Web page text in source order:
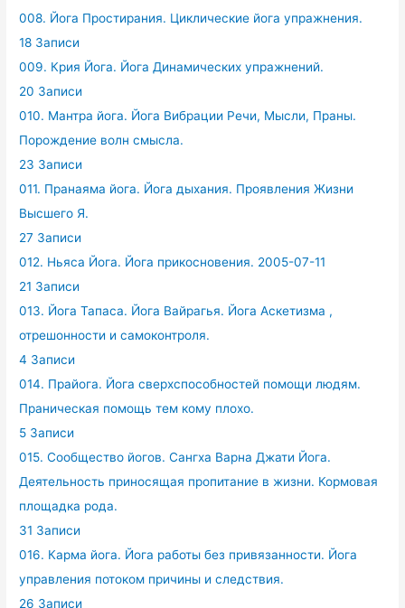
008. Йога Простирания. Циклические йога упражнения.
18 Записи
009. Крия Йога. Йога Динамических упражнений.
20 Записи
010. Мантра йога. Йога Вибрации Речи, Мысли, Праны.
Порождение волн смысла.
23 Записи
011. Пранаяма йога. Йога дыхания. Проявления Жизни
Высшего Я.
27 Записи
012. Ньяса Йога. Йога прикосновения. 2005-07-11
21 Записи
013. Йога Тапаса. Йога Вайрагья. Йога Аскетизма ,
отрешонности и самоконтроля.
4 Записи
014. Прайога. Йога сверхспособностей помощи людям.
Праническая помощь тем кому плохо.
5 Записи
015. Сообщество йогов. Сангха Варна Джати Йога.
Деятельность приносящая пропитание в жизни. Кормовая
площадка рода.
31 Записи
016. Карма йога. Йога работы без привязанности. Йога
управления потоком причины и следствия.
26 Записи